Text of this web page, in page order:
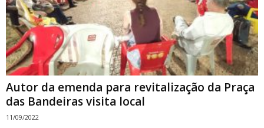
Autor da emenda para revitalização da Praça
das Bandeiras visita local
11/09/2022